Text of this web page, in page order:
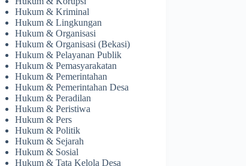
Hukum & Kriminal
Hukum & Lingkungan
Hukum & Organisasi
Hukum & Organisasi (Bekasi)
Hukum & Pelayanan Publik
Hukum & Pemasyarakatan
Hukum & Pemerintahan
Hukum & Pemerintahan Desa
Hukum & Peradilan
Hukum & Peristiwa
Hukum & Pers
Hukum & Politik
Hukum & Sejarah
Hukum & Sosial
Hukum & Tata Kelola Desa